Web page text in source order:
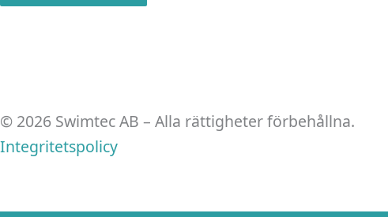
© 2026 Swimtec AB – Alla rättigheter förbehållna.
Integritetspolicy